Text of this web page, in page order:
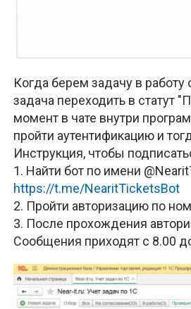
Когда берем задачу в работу
задача переходить в статут
момент в чате внутри
пройти аутентификацию и
Инструкция, чтобы
1. Найти бот по имени
https://t.me/NearitTicketsBot
2. Пройти авторизацию по
3. После прохождения
Сообщения приходят с 8.00